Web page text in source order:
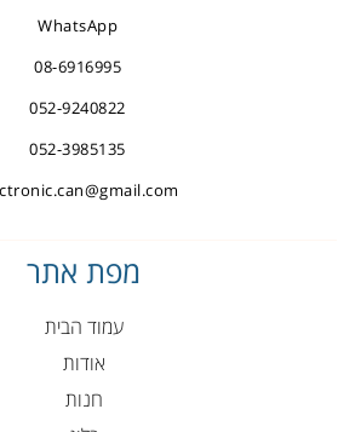
WhatsApp
08-6916995
052-9240822
052-3985135
מפת אתר
עמוד הבית
אודות
חנות